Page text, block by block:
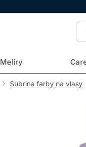
Melíry
Subrina farby na vlasy